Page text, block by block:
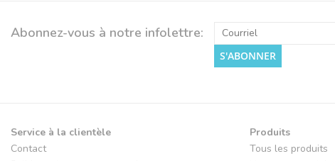
Abonnez-vous à notre infolettre:
S'ABONNER
Service à la clientèle
Contact
Produits
Tous les produits